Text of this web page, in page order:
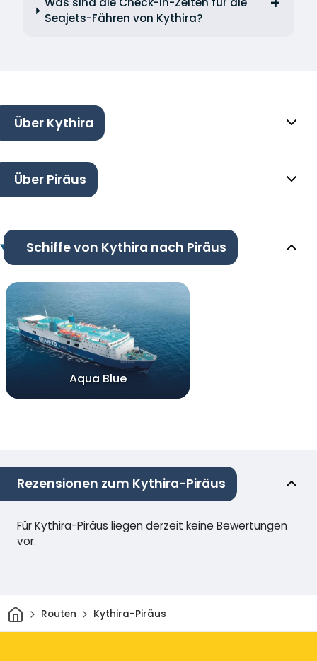
Seajets-Fähren von Kythira?
Über Kythira
Über Piräus
Schiffe von Kythira nach Piräus
Aqua Blue
Rezensionen zum Kythira-Piräus
Für Kythira-Piräus liegen derzeit keine Bewertungen
vor.
HeimRouten Kythira-Piräus